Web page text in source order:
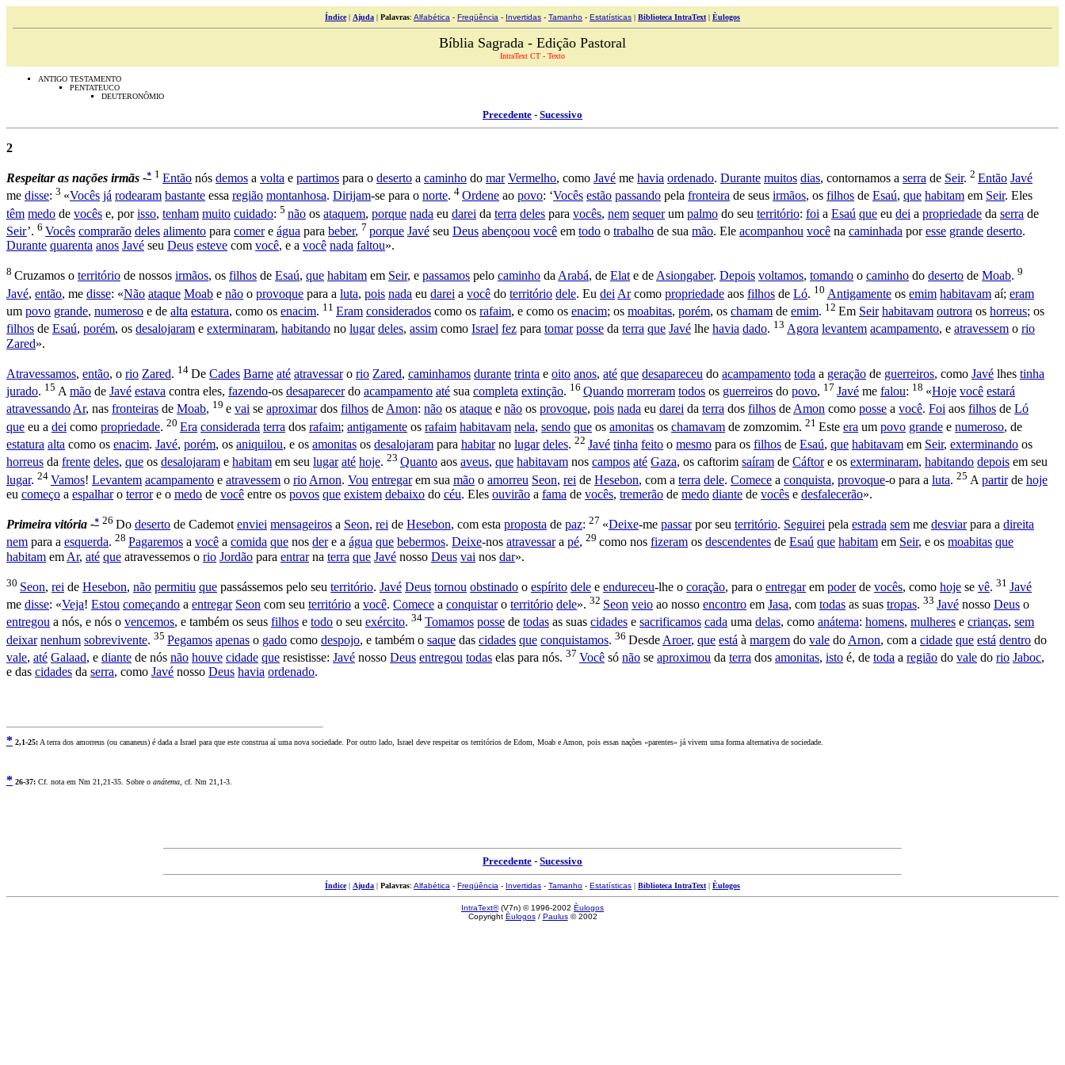
Índice| Ajuda | Palavras: Alfabética - Freqüência - Invertidas - Tamanho - Estatísticas | Biblioteca IntraText | Èulogos
Bíblia Sagrada - Edição Pastoral
IntraText CT - Texto
ANTIGO TESTAMENTO
PENTATEUCO
DEUTERONÔMIO
Precedente - Sucessivo
2
Respeitar as nações irmãs -* 1 Então nós demos a volta e partimos para o deserto a caminho do mar Vermelho, como Javé me havia ordenado. Durante muitos dias, contornamos a serra de Seir. 2 Então Javé
me disse: 3 «Vocês já rodearam bastante essa região montanhosa. Dirijam-se para o norte. 4 Ordene ao povo: ‘Vocês estão passando pela fronteira de seus irmãos, os filhos de Esaú, que habitam em Seir. Eles
têm medo de vocês e, porisso, tenham muito cuidado: 5 não os ataquem, porque nada eu darei da terra deles para vocês, nem sequerum palmo do seu território: foi a Esaú que eu dei a propriedade da serra de
Seir’. 6 Vocês comprarão deles alimento para comere água para beber, 7 porque Javé seu Deus abençoou você em todo o trabalho de sua mão. Ele acompanhou você na caminhada poresse grande deserto.
Durante quarenta anos Javé seu Deus esteve com você, e a você nada faltou».
8 Cruzamos o território de nossos irmãos, os filhos de Esaú, que habitam em Seir, e passamos pelo caminho daArabá, de Elate deAsiongaber. Depois voltamos, tomando o caminho do deserto de Moab. 9
Javé, então, me disse: «Não ataque Moab e não o provoque para a luta, pois nada eu darei a você do território dele. Eu dei Arcomo propriedade aos filhos de Ló. 10 Antigamente os emim habitavam aí; eram
um povo grande, numeroso e de alta estatura, como os enacim. 11 Eram considerados como os rafaim, e como os enacim; os moabitas, porém, os chamam de emim. 12 Em Seir habitavam outrora os horreus; os
filhos de Esaú, porém, os desalojaram e exterminaram, habitando no lugar deles, assim como Israel fez para tomar posse da terra que Javé lhe havia dado. 13 Agora levantem acampamento, e atravessem o rio
Zared».
Atravessamos, então, o rio Zared. 14 De Cades Barne até atravessaro rio Zared, caminhamos durante trinta e oito anos, até que desapareceu do acampamento toda a geração de guerreiros, como Javé lhes tinha
jurado. 15 A mão de Javé estava contra eles, fazendo-os desaparecerdo acampamento até sua completa extinção. 16 Quando morreram todos os guerreiros do povo, 17 Javé me falou: 18 «Hoje você estará
atravessandoAr, nas fronteiras de Moab, 19 e vai se aproximardos filhos deAmon: não os ataque e não os provoque, pois nada eu darei da terra dos filhos deAmon como posse a você. Foi aos filhos de Ló
que eu a dei como propriedade. 20 Era considerada terra dos rafaim; antigamente os rafaim habitavam nela, sendo que os amonitas os chamavam de zomzomim. 21 Este era um povo grande e numeroso, de
estatura alta como os enacim. Javé, porém, os aniquilou, e os amonitas os desalojaram para habitarno lugar deles. 22 Javé tinha feito o mesmo para os filhos de Esaú, que habitavam em Seir, exterminando os
horreus da frente deles, que os desalojaram e habitam em seu lugar até hoje. 23 Quanto aos aveus, que habitavam nos campos até Gaza, os caftorim saíram de Cáftore os exterminaram, habitando depois em seu
lugar. 24 Vamos! Levantem acampamento e atravessem o rio Arnon. Vou entregarem sua mão o amorreu Seon, rei de Hesebon, com a terra dele. Comece a conquista, provoque-o para a luta. 25 A partirde hoje
eu começo a espalharo terrore o medo de você entre os povos que existem debaixo do céu. Eles ouvirão a fama de vocês, tremerão de medo diante de vocês e desfalecerão».
Primeira vitória -* 26 Do deserto de Cademot enviei mensageiros a Seon, rei de Hesebon, com esta proposta de paz: 27 «Deixe-me passarpor seu território. Seguirei pela estrada sem me desviarpara a direita
nem para a esquerda. 28 Pagaremos a você a comida que nos dere a água que bebermos. Deixe-nos atravessara pé, 29 como nos fizeram os descendentes de Esaú que habitam em Seir, e os moabitas que
habitam em Ar, até que atravessemos o rio Jordão para entrarna terra que Javé nosso Deus vai nos dar».
30 Seon, rei de Hesebon, não permitiu que passássemos pelo seu território. Javé Deus tornou obstinado o espírito dele e endureceu-lhe o coração, para o entregarem poderde vocês, como hoje se vê. 31 Javé
me disse: «Veja! Estou começando a entregar Seon com seu território a você. Comece a conquistaro território dele». 32 Seon veio ao nosso encontro em Jasa, com todas as suas tropas. 33 Javé nosso Deus o
entregou a nós, e nós o vencemos, e também os seus filhos e todo o seu exército. 34 Tomamos posse de todas as suas cidades e sacrificamos cada uma delas, como anátema: homens, mulheres e crianças, sem
deixar nenhum sobrevivente. 35 Pegamos apenas o gado como despojo, e também o saque das cidades que conquistamos. 36 Desde Aroer, que está à margem do vale do Arnon, com a cidade que está dentro do
vale, até Galaad, e diante de nós não houve cidade que resistisse: Javé nosso Deus entregou todas elas para nós. 37 Você só não se aproximou da terra dos amonitas, isto é, de toda a região do vale do rio Jaboc,
e das cidades da serra, como Javé nosso Deus havia ordenado.
* 2,1-25:A terra dos amorreus (ou cananeus) é dada a Israel para que este construa aí uma nova sociedade. Por outro lado, Israel deve respeitar os territórios de Edom, Moab e Amon, pois essas nações «parentes» já vivem uma forma alternativa de sociedade.
* 26-37: Cf. nota em Nm 21,21-35. Sobre o anátema, cf. Nm 21,1-3.
Precedente - Sucessivo
Índice| Ajuda | Palavras: Alfabética - Freqüência - Invertidas - Tamanho - Estatísticas | Biblioteca IntraText| Èulogos
IntraText®(V7n) © 1996-2002 Èulogos
Copyright Èulogos/ Paulus© 2002